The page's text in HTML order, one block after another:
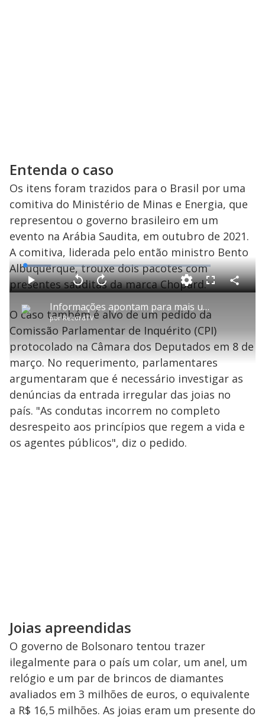
Entenda o caso
Os itens foram trazidos para o Brasil por uma
comitiva do Ministério de Minas e Energia, que
representou o governo brasileiro em um
evento na Arábia Saudita, em outubro de 2021.
A comitiva, liderada pelo então ministro Bento
Albuquerque, trouxe dois pacotes com
presentes sauditas da marca Chopard.
P
l
a
y
V
Informações apontam para mais um pacote de joias enviado para o governo Bolsonaro
porRecordTV
P V
t
a
r
1
0
e
g
n
d
s
A
n
1
s
e
u
n
o
s
M
u
d
o
L
o
a
d
e
3
.
9
3
F
s
c
r
C
o
h
a
O caso também é alvo de um pedido da
Comissão Parlamentar de Inquérito (CPI)
protocolado na Câmara dos Deputados em 8 de
março. No requerimento, parlamentares
argumentaram que é necessário investigar as
denúncias da entrada irregular das joias no
país. "As condutas incorrem no completo
desrespeito aos princípios que regem a vida e
os agentes públicos", diz o pedido.
Joias apreendidas
O governo de Bolsonaro tentou trazer
ilegalmente para o país um colar, um anel, um
relógio e um par de brincos de diamantes
avaliados em 3 milhões de euros, o equivalente
a R$ 16,5 milhões. As joias eram um presente do